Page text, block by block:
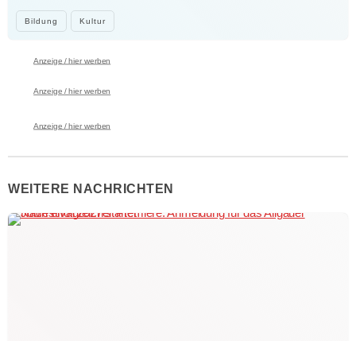
Bildung Kultur
Anzeige / hier werben
Anzeige / hier werben
Anzeige / hier werben
WEITERE NACHRICHTEN